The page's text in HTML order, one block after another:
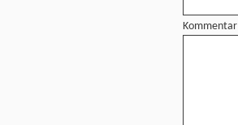
Kommentar